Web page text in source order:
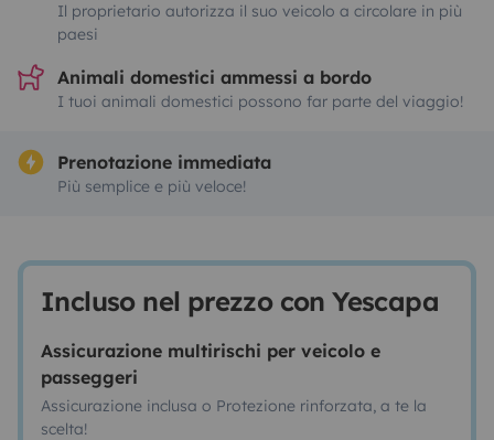
Il proprietario autorizza il suo veicolo a circolare in più
paesi
Animali domestici ammessi a bordo
I tuoi animali domestici possono far parte del viaggio!
Prenotazione immediata
Più semplice e più veloce!
Incluso nel prezzo con Yescapa
Assicurazione multirischi per veicolo e
passeggeri
Assicurazione inclusa o Protezione rinforzata, a te la
scelta!